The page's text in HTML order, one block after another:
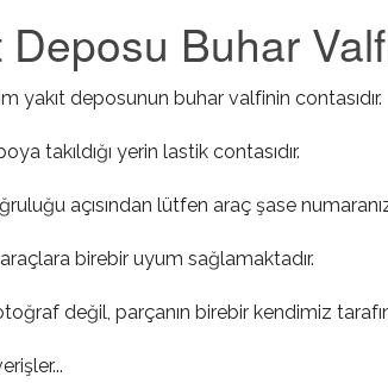
Deposu Buhar
yakıt deposunun buhar valfinin contasıdır.
takıldığı yerin lastik contasıdır.
açısından lütfen araç şase
birebir uyum sağlamaktadır.
değil, parçanın birebir kendimiz